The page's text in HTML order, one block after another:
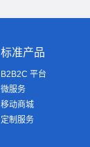
标准产品
B2B2C 平台
微服务
移动商城
定制服务